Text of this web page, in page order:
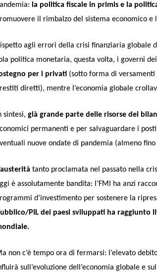
la politica fiscale in primis e la
il rimbalzo del sistema economico
agli errori della crisi finanziaria globale
politica monetaria, questa volta, i governi
per i privati(sotto forma di
diretti), mentre l’economia globale
sintesi, già grande parte delle risorse dei
permanenti e per salvaguardare i
nuove ondate di pandemia (almeno
tanto proclamata nel passato nella
è assolutamente bandita: l’FMI ha anzi
d’investimento per sostenere la
PIL dei paesi sviluppati ha raggiunto
non c’è tempo ora di fermarsi: l’elevato
sull’evoluzione dell’economia globale e